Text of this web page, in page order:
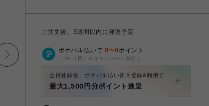
ご注文後、3週間以内に発送予定
ポケパル払いで 0〜0ポイント
（1P=1円）※キャンペーン分除く
会員登録後、ポケパル払い初回登録&利用で
最大1,500円分ポイント進呈